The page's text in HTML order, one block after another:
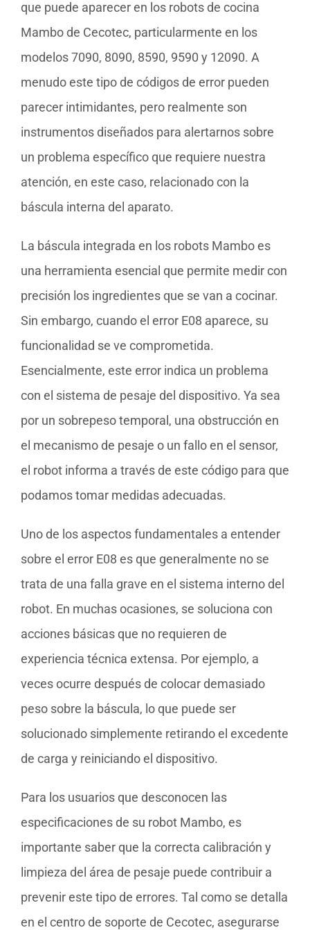
que puede aparecer en los robots de cocina
Mambo de Cecotec, particularmente en los
modelos 7090, 8090, 8590, 9590 y 12090. A
menudo este tipo de códigos de error pueden
parecer intimidantes, pero realmente son
instrumentos diseñados para alertarnos sobre
un problema específico que requiere nuestra
atención, en este caso, relacionado con la
báscula interna del aparato.
La báscula integrada en los robots Mambo es
una herramienta esencial que permite medir con
precisión los ingredientes que se van a cocinar.
Sin embargo, cuando el error E08 aparece, su
funcionalidad se ve comprometida.
Esencialmente, este error indica un problema
con el sistema de pesaje del dispositivo. Ya sea
por un sobrepeso temporal, una obstrucción en
el mecanismo de pesaje o un fallo en el sensor,
el robot informa a través de este código para que
podamos tomar medidas adecuadas.
Uno de los aspectos fundamentales a entender
sobre el error E08 es que generalmente no se
trata de una falla grave en el sistema interno del
robot. En muchas ocasiones, se soluciona con
acciones básicas que no requieren de
experiencia técnica extensa. Por ejemplo, a
veces ocurre después de colocar demasiado
peso sobre la báscula, lo que puede ser
solucionado simplemente retirando el excedente
de carga y reiniciando el dispositivo.
Para los usuarios que desconocen las
especificaciones de su robot Mambo, es
importante saber que la correcta calibración y
limpieza del área de pesaje puede contribuir a
prevenir este tipo de errores. Tal como se detalla
en el centro de soporte de Cecotec, asegurarse